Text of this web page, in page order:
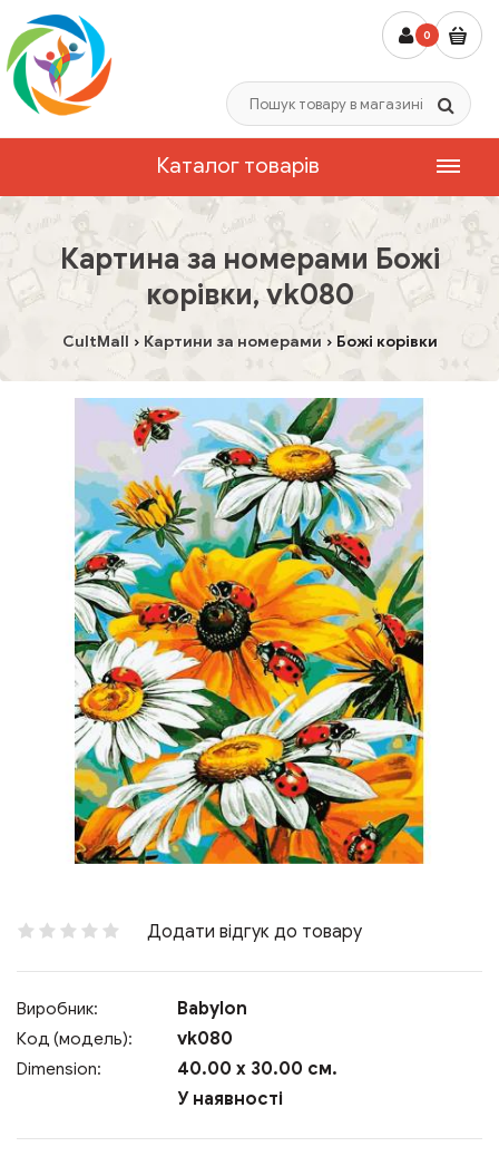
0
Каталог товарів
Картина за номерами Божі
корівки, vk080
CultMall Картини за номерами Божі корівки
Додати відгук до товару
Виробник: Babylon
Код (модель): vk080
Dimension:
40.00 x 30.00 см.
У наявності